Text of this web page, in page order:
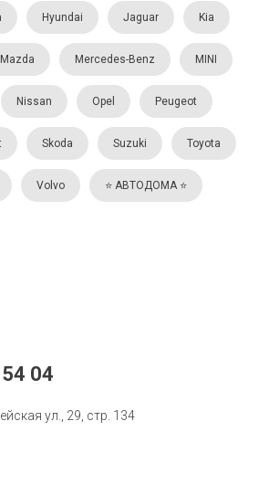
Hyundai Jaguar Kia
Mazda Mercedes-Benz MINI
Nissan Opel Peugeot
Skoda Suzuki Toyota
Volvo ⭐️ АВТОДОМА ⭐️
04
ул., 29, стр. 134